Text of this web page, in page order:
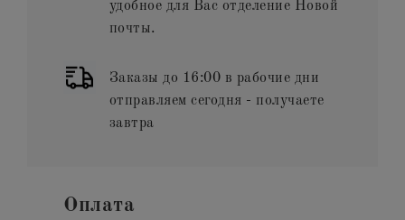
удобное для Вас отделение Новой
почты.
Заказы до 16:00 в рабочие дни
отправляем сегодня - получаете
завтра
Оплата